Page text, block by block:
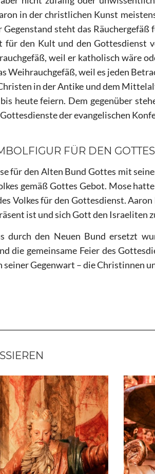
in der christlichen Kunst
steht das Räuchergefäß
für den Kult und den Gottesdienst
weil er katholisch wäre
Weihrauchgefäß, weil es jeden
in der Antike und dem
heute feiern. Dem gegenüber
der evangelischen
FÜR DEN
für den Alten Bund Gottes mit
gemäß Gottes Gebot. Mose
Volkes für den Gottesdienst.
ist und sich Gott den Israeliten
durch den Neuen Bund ersetzt
die gemeinsame Feier des
Gegenwart – die Christinnen